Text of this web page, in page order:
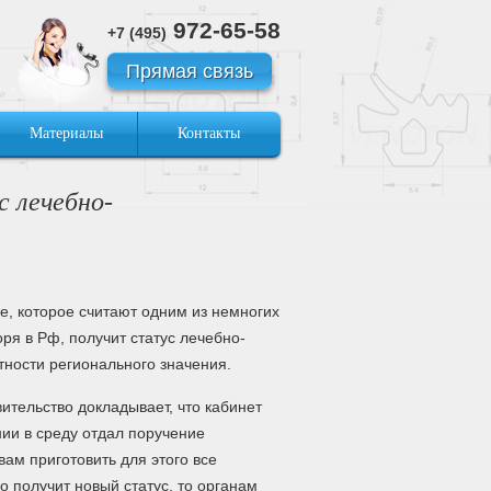
+7 (495) 972-65-58
Прямая связь
Материалы Контакты
лечебно-
которое считают одним из немногих
в Рф, получит статус лечебно-
регионального значения.
докладывает, что кабинет
в среду отдал поручение
приготовить для этого все
получит новый статус, то органам